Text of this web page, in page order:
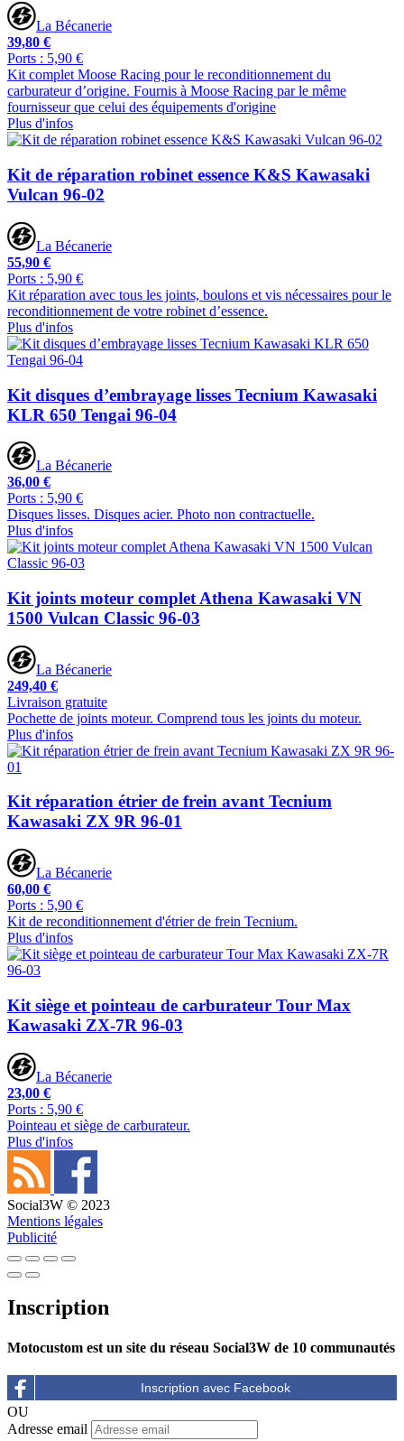
La Bécanerie
39,80 €
Ports : 5,90 €
Kit complet Moose Racing pour le reconditionnement du
carburateur d’origine. Fournis à Moose Racing par le même
fournisseur que celui des équipements d'origine
Plus d'infos
Kit de réparation robinet essence K&S Kawasaki
Vulcan 96-02
La Bécanerie
55,90 €
Ports : 5,90 €
Kit réparation avec tous les joints, boulons et vis nécessaires pour le
reconditionnement de votre robinet d’essence.
Plus d'infos
Kit disques d’embrayage lisses Tecnium Kawasaki
KLR 650 Tengai 96-04
La Bécanerie
36,00 €
Ports : 5,90 €
Disques lisses. Disques acier. Photo non contractuelle.
Plus d'infos
Kit joints moteur complet Athena Kawasaki VN
1500 Vulcan Classic 96-03
La Bécanerie
249,40 €
Livraison gratuite
Pochette de joints moteur. Comprend tous les joints du moteur.
Plus d'infos
Kit réparation étrier de frein avant Tecnium
Kawasaki ZX 9R 96-01
La Bécanerie
60,00 €
Ports : 5,90 €
Kit de reconditionnement d'étrier de frein Tecnium.
Plus d'infos
Kit siège et pointeau de carburateur Tour Max
Kawasaki ZX-7R 96-03
La Bécanerie
23,00 €
Ports : 5,90 €
Pointeau et siège de carburateur.
Plus d'infos
Social3W © 2023
Mentions légales
Publicité
Inscription
Motocustom est un site du réseau Social3W de 10 communautés
OU
Adresse email